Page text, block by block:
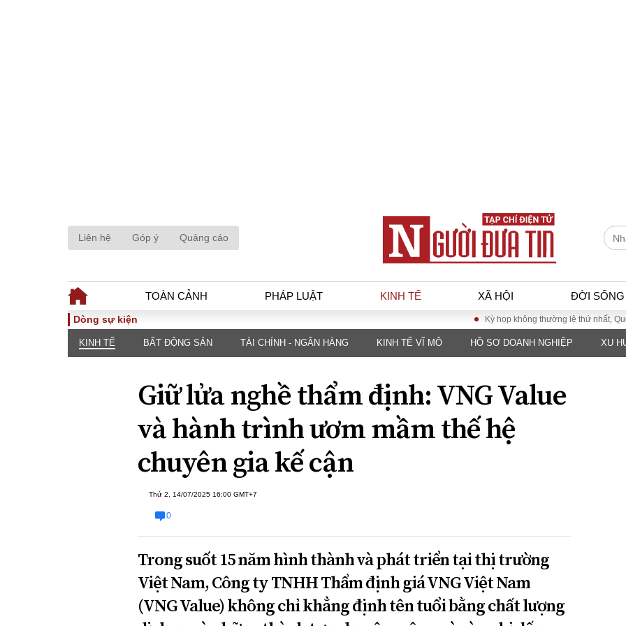
Liên hệ Góp ý Quảng cáo
TOÀN CẢNH PHÁP LUẬT KINH TẾ XÃ HỘI ĐỜI SỐNG
TOÀN CẢNH
Chính sách
Đối thoại
Thế giới
PHÁP LUẬT
luật
Góc nhìn luật gia
Hồ sơ điều tra
An ninh - Hình sự
KINH TẾ
Tài chính - Ngân
hàng
Kinh tế vĩ mô
XÃ HỘI
ĐA CHIỀU
Quan điểm
INFOCUS
Dòng sự kiện Kỳ họp không thường lệ thứ nhất, Quốc hội
KINH TẾ BẤT ĐỘNG SẢN TÀI CHÍNH - NGÂN HÀNG KINH TẾ VĨ MÔ HỒ SƠ DOANH NGHIỆP XU
Giữ lửa nghề thẩm định: VNG Value
và hành trình ươm mầm thế hệ
chuyên gia kế cận
Thứ 2, 14/07/2025 16:00 GMT+7
0
Trong suốt 15 năm hình thành và phát triển tại thị trường
Việt Nam, Công ty TNHH Thẩm định giá VNG Việt Nam
(VNG Value) không chỉ khẳng định tên tuổi bằng chất lượng